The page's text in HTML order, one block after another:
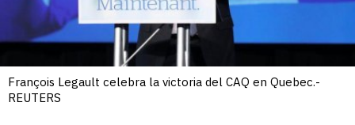
François Legault celebra la victoria del CAQ en Quebec.-
REUTERS